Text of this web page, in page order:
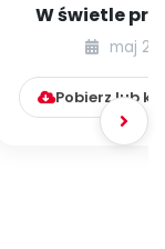
W świetle
54] [kącik
maj
Pobierz lub